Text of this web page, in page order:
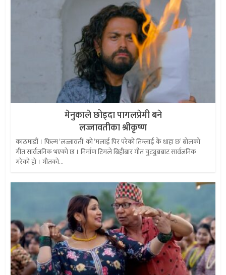
मेनुकाले छोड्दा पागलप्रेमी बने
लज्जावतीका श्रीकृष्ण
काठमाडौं । फिल्म ‘लज्जावती’ को ‘मलाई पिर परेको तिम्लाई के थाहा छ’ बोलको
गीत सार्वजनिक भएको छ । निर्माण टिमले बिहीबार गीत युट्युबबाट सार्वजनिक
गरेको हो । गीतको...